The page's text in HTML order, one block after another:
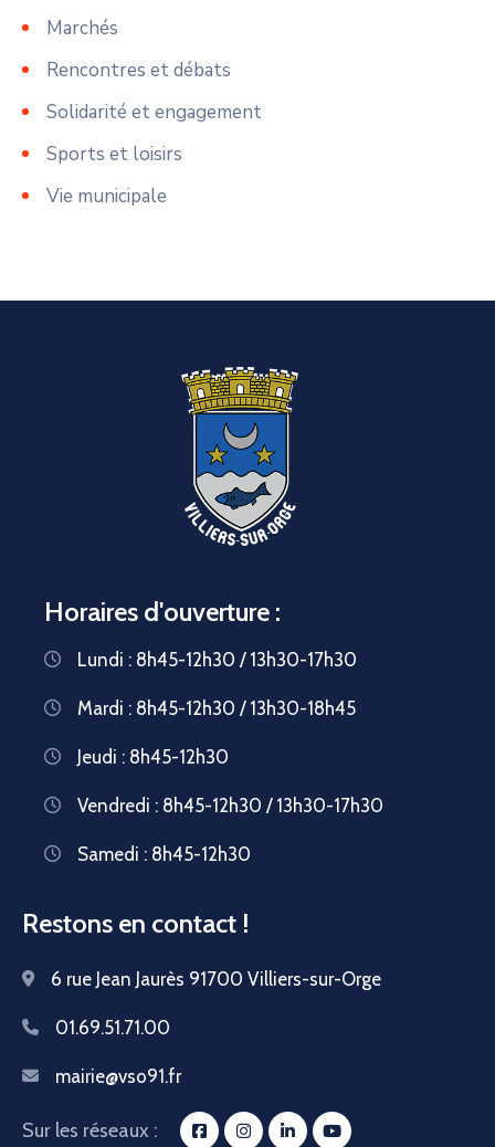
Marchés
Rencontres et débats
Solidarité et engagement
Sports et loisirs
Vie municipale
Horaires d'ouverture :
Lundi : 8h45-12h30 / 13h30-17h30
Mardi : 8h45-12h30 / 13h30-18h45
Jeudi : 8h45-12h30
Vendredi : 8h45-12h30 / 13h30-17h30
Samedi : 8h45-12h30
Restons en contact !
6 rue Jean Jaurès 91700 Villiers-sur-Orge
01.69.51.71.00
mairie@vso91.fr
Sur les réseaux :